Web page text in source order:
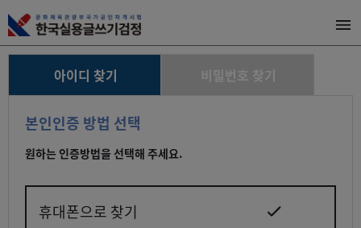
아이디 찾기 비밀번호 찾기
본인인증 방법 선택
원하는 인증방법을 선택해 주세요.
휴대폰으로 찾기